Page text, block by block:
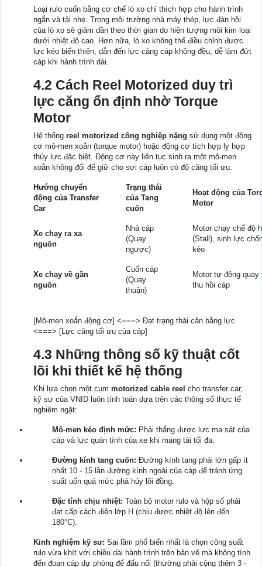
Loại rulo cuốn bằng cơ chế lò xo chỉ thích hợp cho hành trình
ngắn và tải nhẹ. Trong môi trường nhà máy thép, lực đàn hồi
của lò xo sẽ giảm dần theo thời gian do hiện tượng mỏi kim loại
dưới nhiệt độ cao. Hơn nữa, lò xo không thể điều chỉnh được
lực kéo biến thiên, dẫn đến lực căng cáp không đều, dễ làm đứt
cáp khi hành trình dài.
4.2 Cách Reel Motorized duy trì
lực căng ổn định nhờ Torque
Motor
Hệ thống reel motorized công nghiệp nặng sử dụng một động
cơ mô-men xoắn (torque motor) hoặc động cơ tích hợp ly hợp
thủy lực đặc biệt. Động cơ này liên tục sinh ra một mô-men
xoắn không đổi để giữ cho sợi cáp luôn có độ căng tối ưu:
Hướng chuyển
động của Transfer
Car
Trạng thái
của Tang
cuốn
Hoạt động của
Motor
Xe chạy ra xa
nguồn
Nhả cáp
(Quay
ngược)
Motor chạy chế độ
(Stall), sinh lực
kéo
Xe chạy về gần
nguồn
Cuốn cáp
(Quay
thuận)
Motor tự động quay
thu hồi cáp
[Mô-men xoắn động cơ] <===> Đạt trạng thái cân bằng lực
<===> [Lực căng tối ưu của cáp]
4.3 Những thông số kỹ thuật cốt
lõi khi thiết kế hệ thống
Khi lựa chọn một cụm motorized cable reel cho transfer car,
kỹ sư của VNID luôn tính toán dựa trên các thông số thực tế
nghiêm ngặt:
Mô-men kéo định mức: Phải thắng được lực ma sát của
cáp và lực quán tính của xe khi mang tải tối đa.
Đường kính tang cuốn: Đường kính tang phải lớn gấp ít
nhất 10 - 15 lần đường kính ngoài của cáp để tránh ứng
suất uốn quá mức phá hủy lõi đồng.
Đặc tính chịu nhiệt: Toàn bộ motor rulo và hộp số phải
đạt cấp cách điện lớp H (chịu được nhiệt độ lên đến
180°C).
Kinh nghiệm kỹ sư: Sai lầm phổ biến nhất là chọn công suất
rulo vừa khít với chiều dài hành trình trên bản vẽ mà không tính
đến đoạn cáp dự phòng để đấu nối (thường phải cộng thêm 3 -